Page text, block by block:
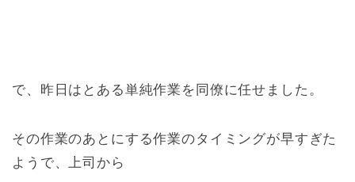
で、昨日はとある単純作業を同僚に任せました。
その作業のあとにする作業のタイミングが早すぎた
ようで、上司から